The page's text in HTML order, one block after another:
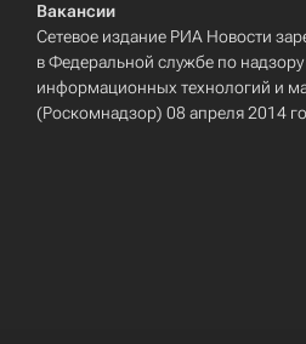
Вакансии
Сетевое издание РИА Новости
в Федеральной службе по надзору
информационных технологий и
(Роскомнадзор) 08 апреля 2014